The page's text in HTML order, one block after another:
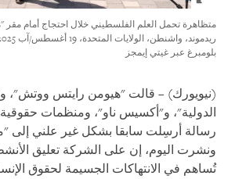
متظاهرة تحمل العلم الفلسطيني خلال احتجاج أمام
ريدموند، واشنطن، الولايات المتحدة، 19 أغسطس/آب 2025.
بلومبرغ عبر غيتي إيمجز
(نيويورك) – قالت "هيومن رايتس ووتش"،
الدولية"، و"أكسيس ناو"، ومنظمات
رسالة أرسِلت سابقا بشكل غير علني إلى
ونشرت اليوم، إن على الشركة تعليق
تُساهم في الانتهاكات الجسيمة لحقوق